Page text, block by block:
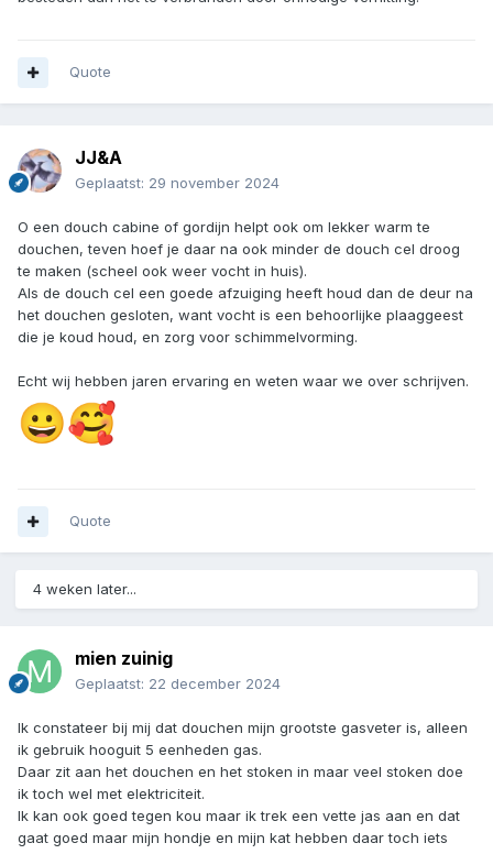
Quote
JJ&A
Geplaatst: 29 november 2024
O een douch cabine of gordijn helpt ook om lekker warm te
douchen, teven hoef je daar na ook minder de douch cel droog
te maken (scheel ook weer vocht in huis).
Als de douch cel een goede afzuiging heeft houd dan de deur na
het douchen gesloten, want vocht is een behoorlijke plaaggeest
die je koud houd, en zorg voor schimmelvorming.
Echt wij hebben jaren ervaring en weten waar we over schrijven.
😀🥰
Quote
4 weken later...
mien zuinig
Geplaatst: 22 december 2024
Ik constateer bij mij dat douchen mijn grootste gasveter is, alleen
ik gebruik hooguit 5 eenheden gas.
Daar zit aan het douchen en het stoken in maar veel stoken doe
ik toch wel met elektriciteit.
Ik kan ook goed tegen kou maar ik trek een vette jas aan en dat
gaat goed maar mijn hondje en mijn kat hebben daar toch iets